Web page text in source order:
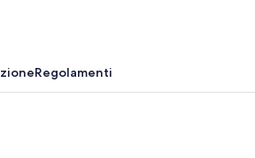
Regolamenti